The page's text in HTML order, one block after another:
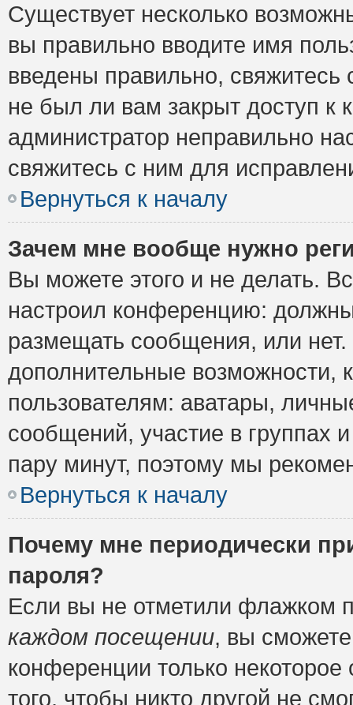
Существует несколько
вы правильно вводите имя
введены правильно,
не был ли вам закрыт доступ к
администратор неправильно
свяжитесь с ним для
Вернуться к началу
Зачем мне вообще нужно
Вы можете этого и не делать.
настроил конференцию:
размещать сообщения, или
дополнительные возможности,
пользователям: аватары,
сообщений, участие в группах
пару минут, поэтому мы
Вернуться к началу
Почему мне периодически
пароля?
Если вы не отметили флажком
каждом посещении, вы
конференции только
того, чтобы никто другой не